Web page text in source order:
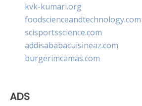
kvk-kumari.org
foodscienceandtechnology.com
scisportsscience.com
addisababacuisineaz.com
burgerimcamas.com
ADS